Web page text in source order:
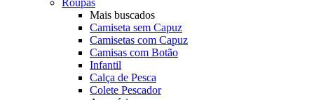
Roupas
Mais buscados
Camiseta sem Capuz
Camisetas com Capuz
Camisas com Botão
Infantil
Calça de Pesca
Colete Pescador